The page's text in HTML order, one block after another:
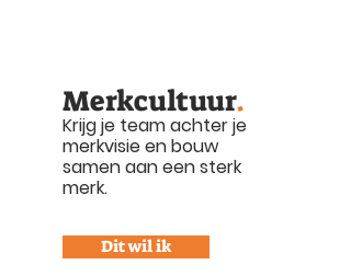
Merkcultuur.
Krijg je team achter je
merkvisie en bouw
samen aan een sterk
merk.
Dit wil ik